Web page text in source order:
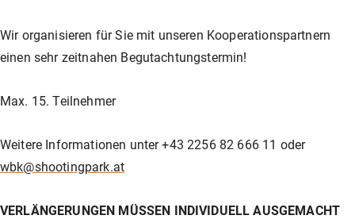
Wir organisieren für Sie mit unseren Kooperationspartnern
einen sehr zeitnahen Begutachtungstermin!
Max. 15. Teilnehmer
Weitere Informationen unter +43 2256 82 666 11 oder
wbk@shootingpark.at
VERLÄNGERUNGEN MÜSSEN INDIVIDUELL AUSGEMACHT